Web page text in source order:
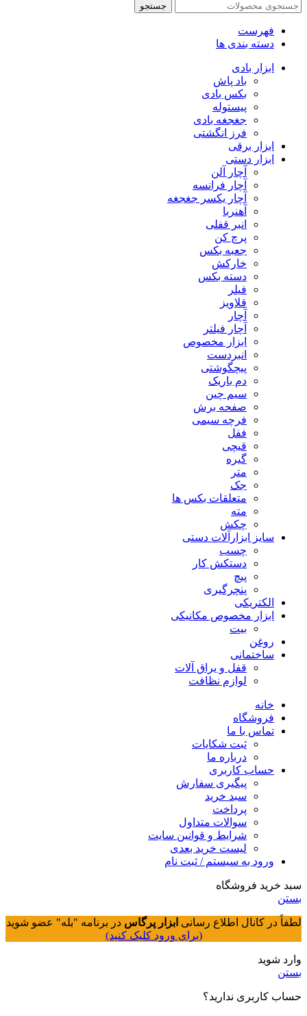
جستجو
فهرست
دسته بندی ها
ابزار بادی
باد پاش
بکس بادی
پیستوله
جغجغه بادی
فرز انگشتی
ابزار برقی
ابزار دستی
آچار آلن
آچار فرانسه
آچار یکسر جغجغه
آهنربا
انبر قفلی
پرچ کن
جعبه بکس
خارکش
دسته بکس
فیلر
قلاویز
آچار
آچار فیلتر
ابزار مخصوص
انبردست
پیچگوشتی
دم باریک
سیم چین
صفحه برش
فرچه سیمی
ففل
قیچی
گیره
متر
جک
متعلقات بکس ها
مته
چکش
سایز ابزارآلات دستی
چسب
دستکش کار
پیچ
پنچرگیری
الکتریکی
ابزار مخصوص مکانیکی
بیت
روغن
ساختمانی
قفل و یراق آلات
لوازم نظافت
خانه
فروشگاه
تماس با ما
ثبت شکایات
درباره ما
حساب کاربری
پیگیری سفارش
سبد خرید
پرداخت
سوالات متداول
شرایط و قوانین سایت
لیست خرید بعدی
ورود به سیستم / ثبت نام
سبد خرید فروشگاه
بستن
لطفاً در کانال اطلاع رسانی ابزار پرگاس در برنامه "بله" عضو شوید
(برای ورود کلیک کنید)
وارد شوید
بستن
حساب کاربری ندارید؟